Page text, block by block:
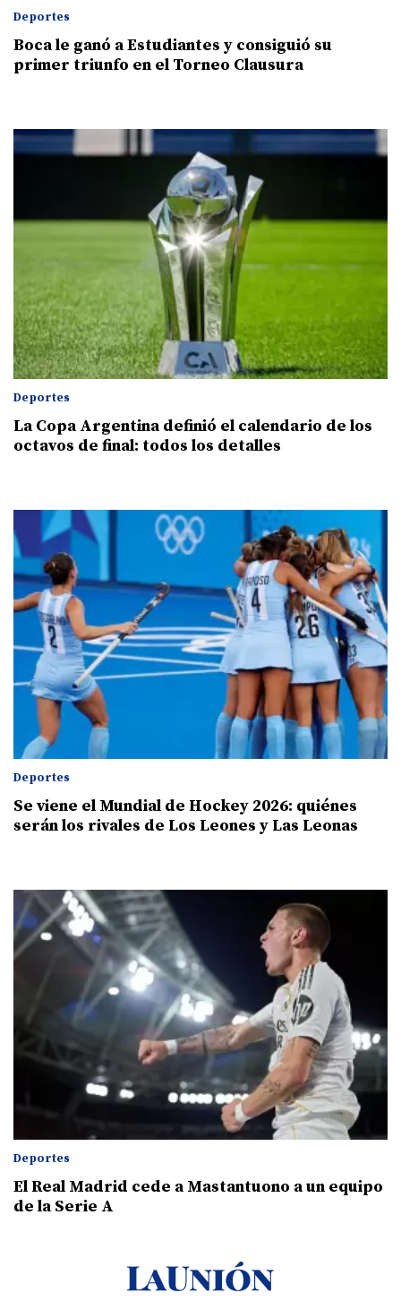
Deportes
Boca le ganó a Estudiantes y consiguió su
primer triunfo en el Torneo Clausura
Deportes
La Copa Argentina definió el calendario de los
octavos de final: todos los detalles
Deportes
Se viene el Mundial de Hockey 2026: quiénes
serán los rivales de Los Leones y Las Leonas
Deportes
El Real Madrid cede a Mastantuono a un equipo
de la Serie A